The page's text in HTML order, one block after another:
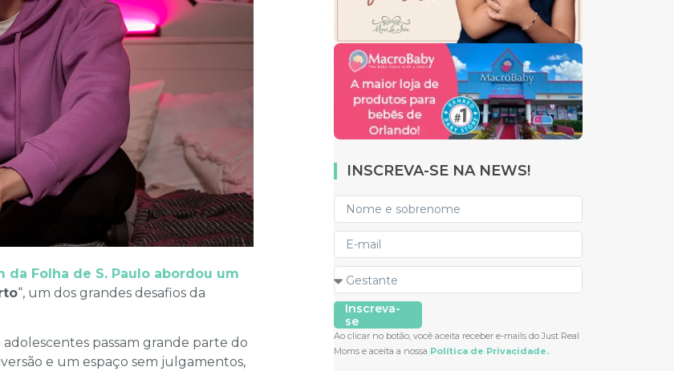
da Folha de S. Paulo abordou um
“, um dos grandes desafios da
passam grande parte do
e um espaço sem julgamentos,
INSCREVA-SE NA NEWS!
Inscreva-
se
Ao clicar no botão, você aceita receber e-mails do Just Real
Moms e aceita a nossa Política de Privacidade.